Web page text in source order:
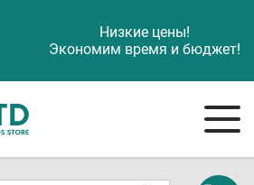
Низкие цены!
Экономим время и бюджет!